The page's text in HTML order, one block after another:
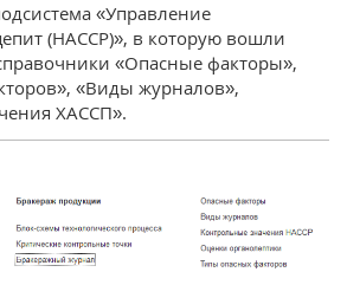
«Управление
(HACCP)», в которую вошли
«Опасные факторы»,
«Виды журналов»,
ХАССП».